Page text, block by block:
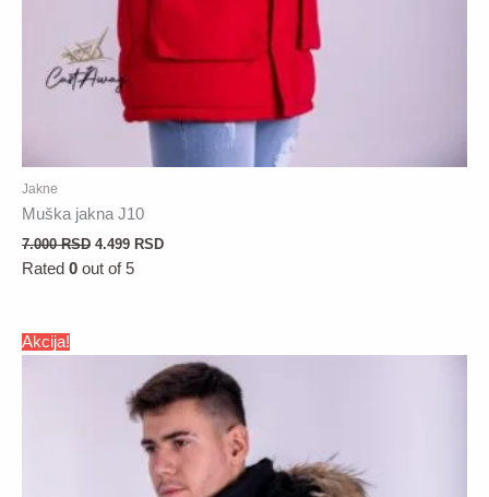
Jakne
Muška jakna J10
7.000RSD 4.499 RSD
Rated 0 out of 5
Akcija!